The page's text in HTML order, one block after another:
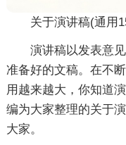
关于演讲稿(通用
演讲稿以发表意
准备好的文稿。在不
用越来越大，你知道
编为大家整理的关于
大家。